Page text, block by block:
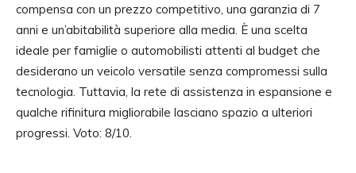
compensa con un prezzo competitivo, una garanzia di 7
anni e un’abitabilità superiore alla media. È una scelta
ideale per famiglie o automobilisti attenti al budget che
desiderano un veicolo versatile senza compromessi sulla
tecnologia. Tuttavia, la rete di assistenza in espansione e
qualche rifinitura migliorabile lasciano spazio a ulteriori
progressi. Voto: 8/10.